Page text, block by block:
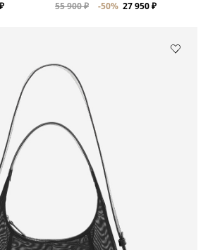
55 900 ₽ -50% 27 950 ₽